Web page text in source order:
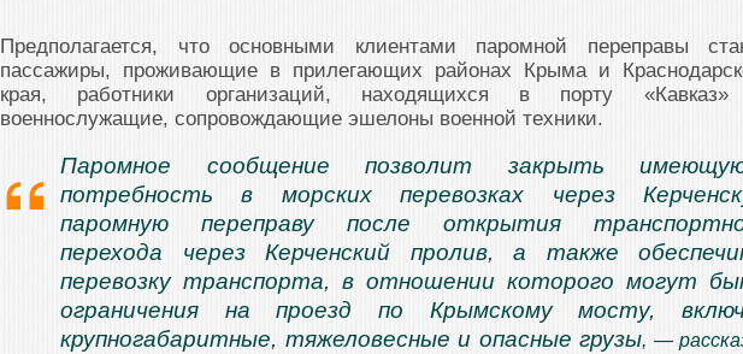
Предполагается, что основными клиентами паромной переправы
пассажиры, проживающие в прилегающих районах Крыма и
края, работники организаций, находящихся в порту
военнослужащие, сопровождающие эшелоны военной техники.
Паромное сообщение позволит закрыть
потребность в морских перевозках через
паромную переправу после открытия
перехода через Керченский пролив, а также
перевозку транспорта, в отношении которого могут
ограничения на проезд по Крымскому мосту,
крупногабаритные, тяжеловесные и опасные грузы, —